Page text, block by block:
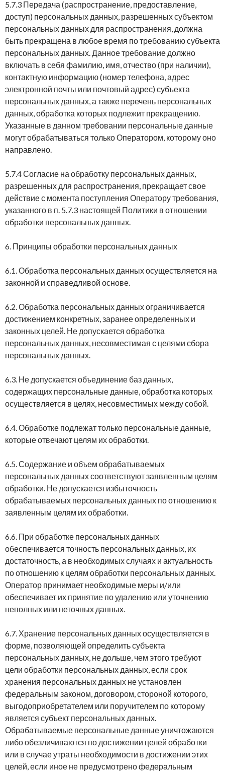
5.7.3 Передача (распространение, предоставление,
доступ) персональных данных, разрешенных субъектом
персональных данных для распространения, должна
быть прекращена в любое время по требованию субъекта
персональных данных. Данное требование должно
включать в себя фамилию, имя, отчество (при наличии),
контактную информацию (номер телефона, адрес
электронной почты или почтовый адрес) субъекта
персональных данных, а также перечень персональных
данных, обработка которых подлежит прекращению.
Указанные в данном требовании персональные данные
могут обрабатываться только Оператором, которому оно
направлено.
5.7.4 Согласие на обработку персональных данных,
разрешенных для распространения, прекращает свое
действие с момента поступления Оператору требования,
указанного в п. 5.7.3 настоящей Политики в отношении
обработки персональных данных.
6. Принципы обработки персональных данных
6.1. Обработка персональных данных осуществляется на
законной и справедливой основе.
6.2. Обработка персональных данных ограничивается
достижением конкретных, заранее определенных и
законных целей. Не допускается обработка
персональных данных, несовместимая с целями сбора
персональных данных.
6.3. Не допускается объединение баз данных,
содержащих персональные данные, обработка которых
осуществляется в целях, несовместимых между собой.
6.4. Обработке подлежат только персональные данные,
которые отвечают целям их обработки.
6.5. Содержание и объем обрабатываемых
персональных данных соответствуют заявленным целям
обработки. Не допускается избыточность
обрабатываемых персональных данных по отношению к
заявленным целям их обработки.
6.6. При обработке персональных данных
обеспечивается точность персональных данных, их
достаточность, а в необходимых случаях и актуальность
по отношению к целям обработки персональных данных.
Оператор принимает необходимые меры и/или
обеспечивает их принятие по удалению или уточнению
неполных или неточных данных.
6.7. Хранение персональных данных осуществляется в
форме, позволяющей определить субъекта
персональных данных, не дольше, чем этого требуют
цели обработки персональных данных, если срок
хранения персональных данных не установлен
федеральным законом, договором, стороной которого,
выгодоприобретателем или поручителем по которому
является субъект персональных данных.
Обрабатываемые персональные данные уничтожаются
либо обезличиваются по достижении целей обработки
или в случае утраты необходимости в достижении этих
целей, если иное не предусмотрено федеральным